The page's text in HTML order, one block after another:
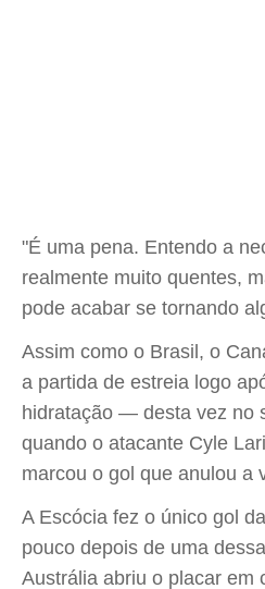
"É uma pena. Entendo a
realmente muito quentes,
pode acabar se tornando
Assim como o Brasil, o
a partida de estreia logo
hidratação — desta vez no
quando o atacante Cyle
marcou o gol que anulou a
A Escócia fez o único gol
pouco depois de uma
Austrália abriu o placar em